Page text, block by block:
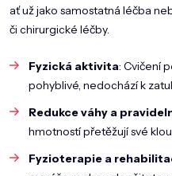
ať už jako samostatná léčba
či chirurgické léčby.
Fyzická aktivita: Cvičení
pohyblivé, nedochází k
Redukce váhy a
hmotností přetěžují své
Fyzioterapie a